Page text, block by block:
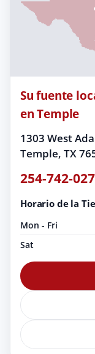
Su fuente
en Temple
1303 West
Temple, TX
254-742-
Horario de la
Mon - Fri
Sat